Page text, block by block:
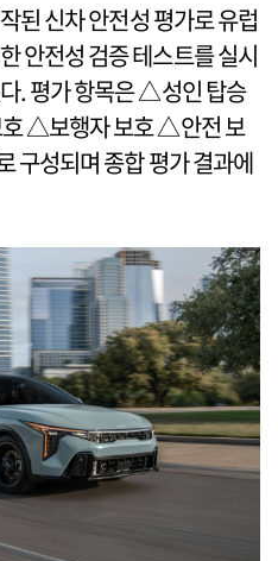
된 신차 안전성 평가로 유럽
안전성 검증 테스트를 실시
. 평가 항목은 △성인 탑승
△보행자 보호 △안전 보
구성되며 종합 평가 결과에